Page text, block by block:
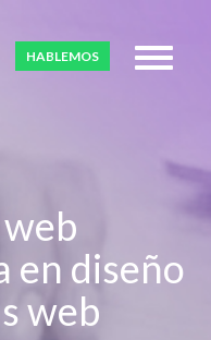
HABLEMOS
en diseño
web